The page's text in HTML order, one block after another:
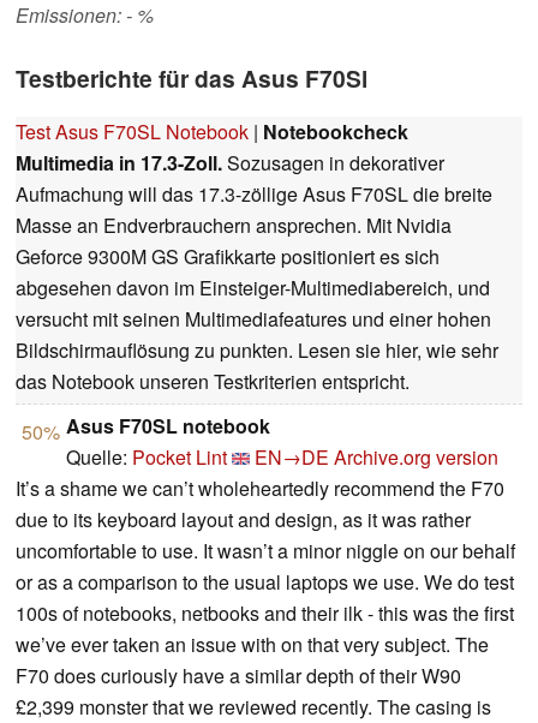
Emissionen: - %
Testberichte für das Asus F70Sl
Test Asus F70SL Notebook | Notebookcheck
Multimedia in 17.3-Zoll.Sozusagen in dekorativer
Aufmachung will das 17.3-zöllige Asus F70SL die breite
Masse an Endverbrauchern ansprechen. Mit Nvidia
Geforce 9300M GS Grafikkarte positioniert es sich
abgesehen davon im Einsteiger-Multimediabereich, und
versucht mit seinen Multimediafeatures und einer hohen
Bildschirmauflösung zu punkten. Lesen sie hier, wie sehr
das Notebook unseren Testkriterien entspricht.
50% Asus F70SL notebook
Quelle: Pocket Lint EN→DE Archive.org version
It’s a shame we can’t wholeheartedly recommend the F70
due to its keyboard layout and design, as it was rather
uncomfortable to use. It wasn’t a minor niggle on our behalf
or as a comparison to the usual laptops we use. We do test
100s of notebooks, netbooks and their ilk - this was the first
we’ve ever taken an issue with on that very subject. The
F70 does curiously have a similar depth of their W90
£2,399 monster that we reviewed recently. The casing is